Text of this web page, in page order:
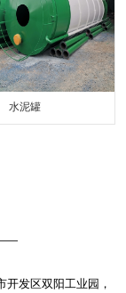
水泥罐
发区双阳工业园，